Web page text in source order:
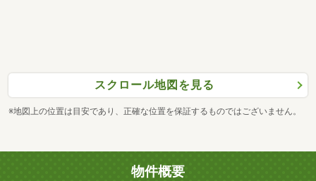
スクロール地図を見る
※地図上の位置は目安であり、正確な位置を保証するものではございません。
物件概要